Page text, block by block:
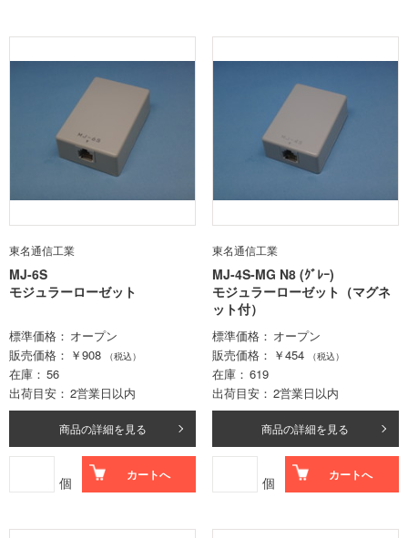
東名通信工業
MJ-6S
モジュラーローゼット
標準価格
オープン
販売価格
￥908 （税込）
在庫
56
出荷目安
2営業日以内
商品の詳細を見る
個 カートへ
東名通信工業
MJ-4S-MG N8 (ｸﾞﾚｰ)
モジュラーローゼット（マグネ
ット付）
標準価格
オープン
販売価格
￥454 （税込）
在庫
619
出荷目安
2営業日以内
商品の詳細を見る
個 カートへ